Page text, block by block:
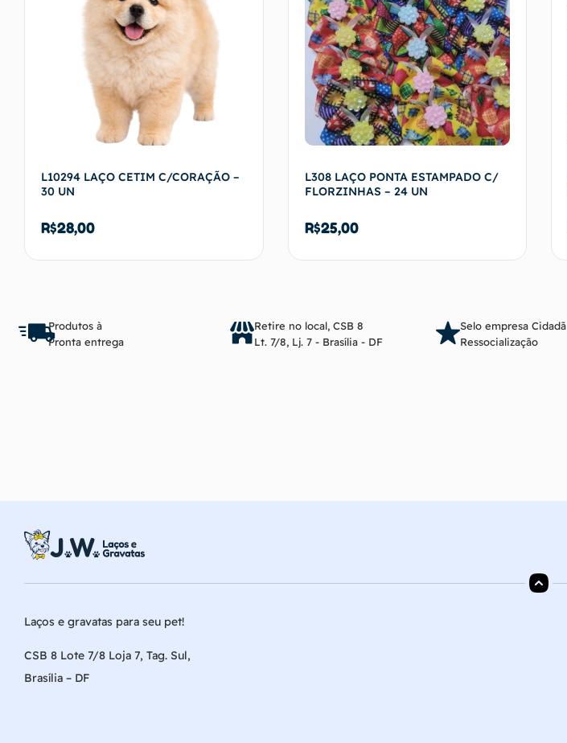
L10294 LAÇO CETIM C/CORAÇÃO –
30 UN
R$28,00
L308 LAÇO PONTA ESTAMPADO C/
FLORZINHAS – 24 UN
R$25,00
Adicionar ao carrinho
Produtos à
Pronta entrega
Retire no local, CSB 8
Lt. 7/8, Lj. 7 - Brasília - DF
Selo empresa Cidadã
Ressocialização
Laços e gravatas para seu pet!
CSB 8 Lote 7/8 Loja 7, Tag. Sul,
Brasília – DF